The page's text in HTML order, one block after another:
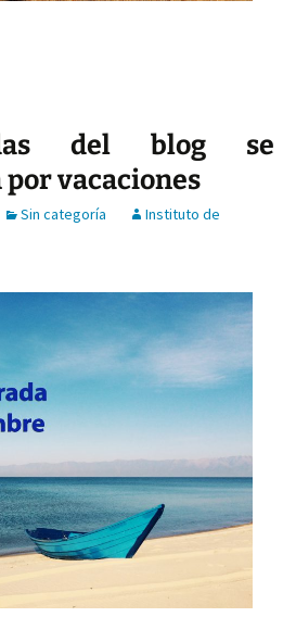
del blog se
vacaciones
Sin categoría
Instituto de